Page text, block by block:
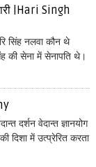
|Hari Singh
सिंह नलवा कौन थे
की सेना में सेनापति थे।
दर्शन वेदान्त ज्ञानयोग
दिशा में उत्प्रेरित करता